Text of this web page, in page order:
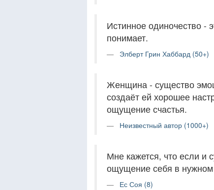
Истинное одиночество -
понимает.
Элберт Грин Хаббард (50+)
Женщина - существо
создаёт ей хорошее
ощущение счастья.
Неизвестный автор (1000+)
Мне кажется, что если и
ощущение себя в
Ес Соя (8)